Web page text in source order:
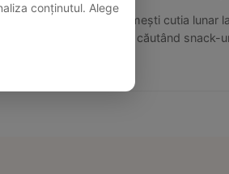
sau
pe
Primești cutia lunar
timp căutând snack-
conținutul. Alege